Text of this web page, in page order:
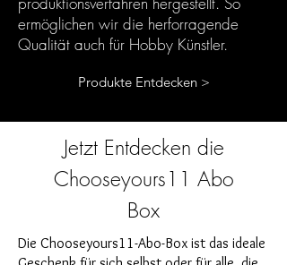
ermöglichen wir die herforragende
Qualität auch für Hobby Künstler.
Produkte Entdecken >
Jetzt Entdecken die
Chooseyours11 Abo
Box
Die Chooseyours11-Abo-Box ist das ideale